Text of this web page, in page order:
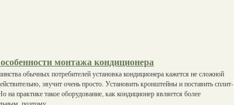
монтажа кондиционера
обычных потребителей установка кондиционера кажется не сложной
звучит очень просто. Установить кронштейны и поставить сплит-
на практике такое оборудование, как кондиционер является более
поэтому